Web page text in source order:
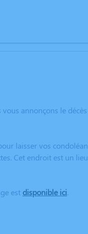
annonçons le
laisser vos
Cet endroit est un
est disponible ici.